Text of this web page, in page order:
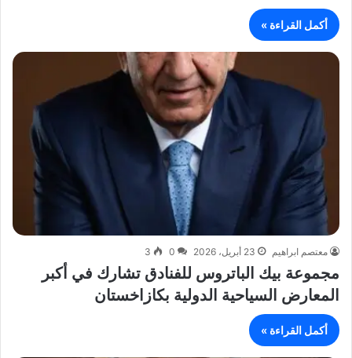
أكمل القراءة »
معتصم ابراهيم 23 أبريل، 2026 0
3
مجموعة بيك الباتروس للفنادق تشارك في أكبر
المعارض السياحية الدولية بكازاخستان
أكمل القراءة »